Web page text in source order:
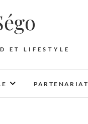
ET LIFESTYLE
PARTENARIAT